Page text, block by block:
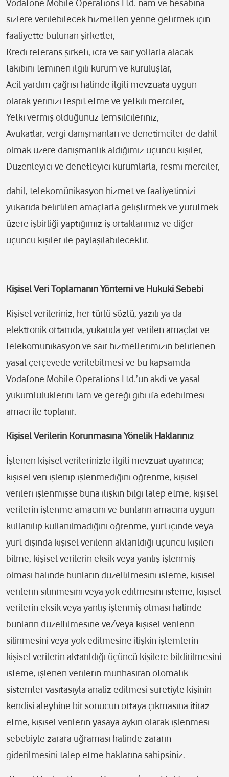
Vodafone Mobile Operations Ltd. nam ve hesabına
sizlere verilebilecek hizmetleri yerine getirmek için
faaliyette bulunan şirketler,
Kredi referans şirketi, icra ve sair yollarla alacak
takibini teminen ilgili kurum ve kuruluşlar,
Acil yardım çağrısı halinde ilgili mevzuata uygun
olarak yerinizi tespit etme ve yetkili merciler,
Yetki vermiş olduğunuz temsilcileriniz,
Avukatlar, vergi danışmanları ve denetimciler de dahil
olmak üzere danışmanlık aldığımız üçüncü kişiler,
Düzenleyici ve denetleyici kurumlarla, resmi merciler,
dahil, telekomünikasyon hizmet ve faaliyetimizi
yukarıda belirtilen amaçlarla geliştirmek ve yürütmek
üzere işbirliği yaptığımız iş ortaklarımız ve diğer
üçüncü kişiler ile paylaşılabilecektir.
Kişisel Veri Toplamanın Yöntemi ve Hukuki Sebebi
Kişisel verileriniz, her türlü sözlü, yazılı ya da
elektronik ortamda, yukarıda yer verilen amaçlar ve
telekomünikasyon ve sair hizmetlerimizin belirlenen
yasal çerçevede verilebilmesi ve bu kapsamda
Vodafone Mobile Operations Ltd.’un akdi ve yasal
yükümlülüklerini tam ve gereği gibi ifa edebilmesi
amacı ile toplanır.
Kişisel Verilerin Korunmasına Yönelik Haklarınız
İşlenen kişisel verilerinizle ilgili mevzuat uyarınca;
kişisel veri işlenip işlenmediğini öğrenme, kişisel
verileri işlenmişse buna ilişkin bilgi talep etme, kişisel
verilerin işlenme amacını ve bunların amacına uygun
kullanılıp kullanılmadığını öğrenme, yurt içinde veya
yurt dışında kişisel verilerin aktarıldığı üçüncü kişileri
bilme, kişisel verilerin eksik veya yanlış işlenmiş
olması halinde bunların düzeltilmesini isteme, kişisel
verilerin silinmesini veya yok edilmesini isteme, kişisel
verilerin eksik veya yanlış işlenmiş olması halinde
bunların düzeltilmesine ve/veya kişisel verilerin
silinmesini veya yok edilmesine ilişkin işlemlerin
kişisel verilerin aktarıldığı üçüncü kişilere bildirilmesini
isteme, işlenen verilerin münhasıran otomatik
sistemler vasıtasıyla analiz edilmesi suretiyle kişinin
kendisi aleyhine bir sonucun ortaya çıkmasına itiraz
etme, kişisel verilerin yasaya aykırı olarak işlenmesi
sebebiyle zarara uğraması halinde zararın
giderilmesini talep etme haklarına sahipsiniz.